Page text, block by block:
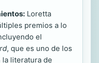
Loretta
premios a lo
el
, que es uno de los
la literatura de